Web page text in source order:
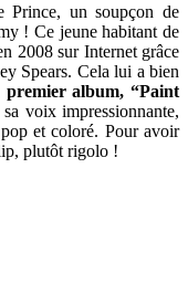
Prince, un soupçon de
! Ce jeune habitant de
2008 sur Internet grâce
Spears. Cela lui a bien
album, “Paint
voix impressionnante,
et coloré. Pour avoir
plutôt rigolo !